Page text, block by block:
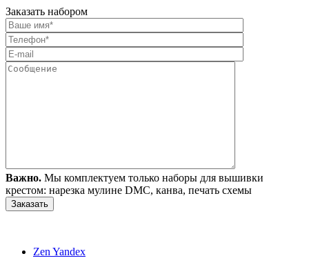
Заказать набором
Важно. Мы комплектуем только наборы для вышивки
крестом: нарезка мулине DMC, канва, печать схемы
Zen Yandex